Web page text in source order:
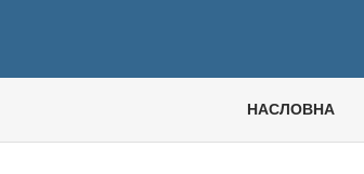
НАСЛОВНА